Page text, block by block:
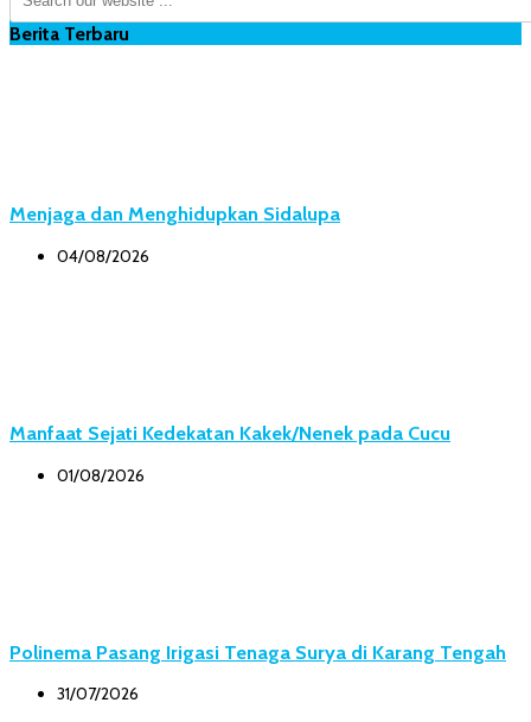
Berita Terbaru
Menjaga dan Menghidupkan Sidalupa
04/08/2026
Manfaat Sejati Kedekatan Kakek/Nenek pada Cucu
01/08/2026
Polinema Pasang Irigasi Tenaga Surya di Karang Tengah
31/07/2026